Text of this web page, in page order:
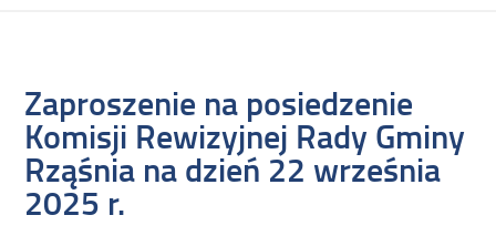
Zaproszenie na posiedzenie
Komisji Rewizyjnej Rady Gminy
Rząśnia na dzień 22 września
2025 r.